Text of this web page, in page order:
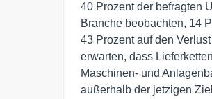
40 Prozent der befragten
Branche beobachten, 14
43 Prozent auf den
erwarten, dass
Maschinen- und
außerhalb der jetzigen